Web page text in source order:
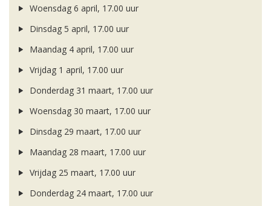
Woensdag 6 april, 17.00 uur
Dinsdag 5 april, 17.00 uur
Maandag 4 april, 17.00 uur
Vrijdag 1 april, 17.00 uur
Donderdag 31 maart, 17.00 uur
Woensdag 30 maart, 17.00 uur
Dinsdag 29 maart, 17.00 uur
Maandag 28 maart, 17.00 uur
Vrijdag 25 maart, 17.00 uur
Donderdag 24 maart, 17.00 uur